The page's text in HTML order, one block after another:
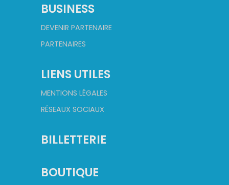
BUSINESS
DEVENIR PARTENAIRE
PARTENAIRES
LIENS UTILES
MENTIONS LÉGALES
RÉSEAUX SOCIAUX
BILLETTERIE
BOUTIQUE